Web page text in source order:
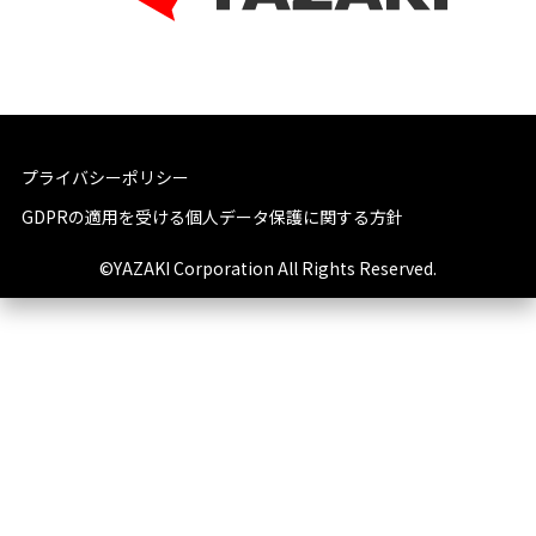
プライバシーポリシー
GDPRの適用を受ける個人データ保護に関する方針
©YAZAKI Corporation All Rights Reserved.